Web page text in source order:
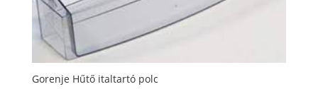
Gorenje Hűtő italtartó polc